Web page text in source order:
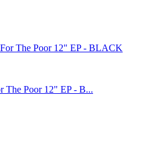
The Poor 12" EP - B...